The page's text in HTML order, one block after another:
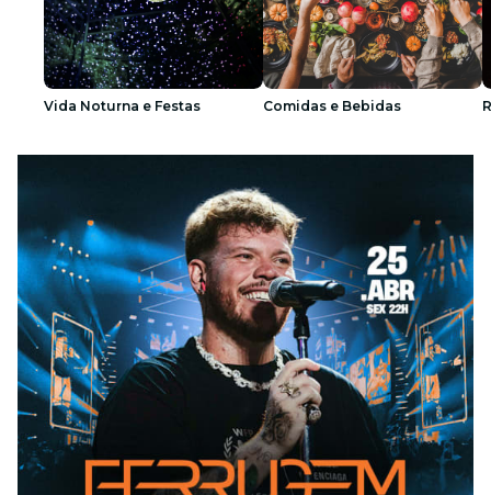
Vida Noturna e Festas Comidas e Bebidas